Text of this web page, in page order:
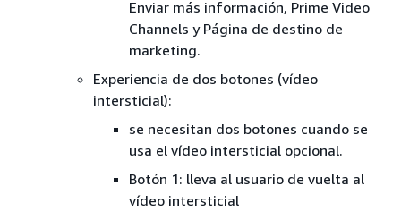
Enviar más información, Prime Video
Channels y Página de destino de
marketing.
Experiencia de dos botones (vídeo
intersticial):
se necesitan dos botones cuando se
usa el vídeo intersticial opcional.
Botón 1: lleva al usuario de vuelta al
vídeo intersticial